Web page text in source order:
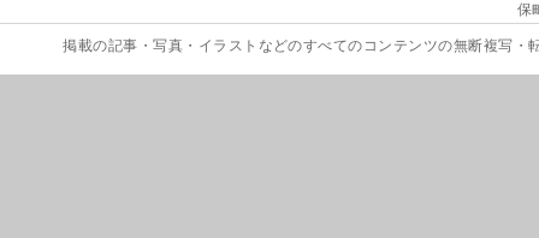
保
掲載の記事・写真・イラストなどのすべてのコンテンツの無断複